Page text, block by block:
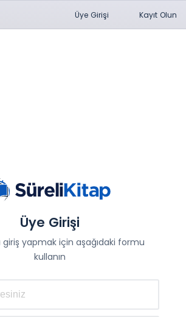
Üye Girişi Kayıt Olun
Üye Girişi
giriş yapmak için aşağıdaki formu
kullanın